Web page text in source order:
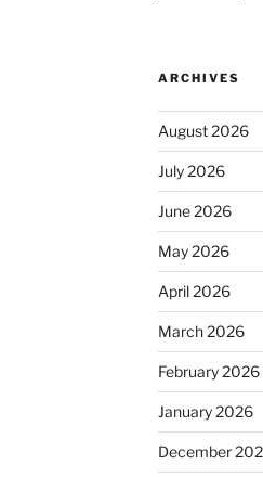
ARCHIVES
August 2026
July 2026
June 2026
May 2026
April 2026
March 2026
February 2026
January 2026
December